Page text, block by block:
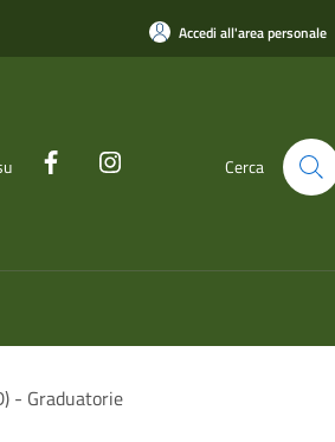
Accedi all'area personale
Cerca
- Graduatorie